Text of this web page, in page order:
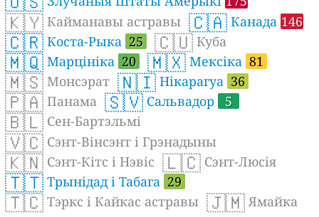
🇰🇾 Кайманавы астравы 🇨🇦 Канада 146
🇨🇷 Коста-Рыка 25 🇨🇺 Куба
🇲🇶 Марцініка 20 🇲🇽 Мексіка 81
🇲🇸 Монсэрат 🇳🇮 Нікарагуа 36
🇵🇦 Панама 🇸🇻 Сальвадор 5
🇧🇱 Сен-Бартэльмі
🇻🇨 Сэнт-Вінсэнт і Грэнадыны
🇰🇳 Сэнт-Кітс і Нэвіс 🇱🇨 Сэнт-Люсія
🇹🇹 Трынідад і Табага 29
🇹🇨 Тэркс і Кайкас астравы 🇯🇲 Ямайка